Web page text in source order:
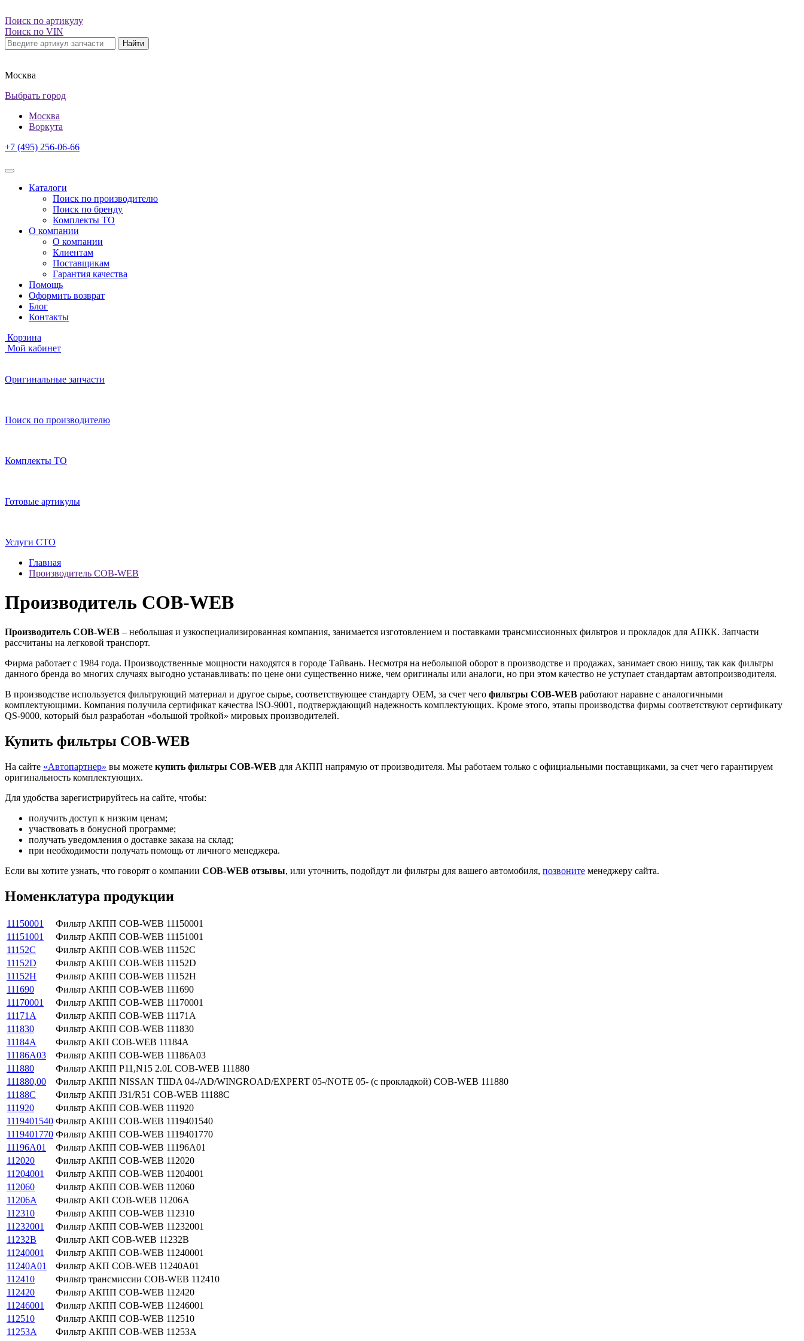
Поиск по артикулу
Поиск по VIN
Найти
Москва
Выбрать город
Москва
Воркута
+7 (495) 256-06-66
Каталоги
Поиск по производителю
Поиск по бренду
Комплекты ТО
О компании
О компании
Клиентам
Поставщикам
Гарантия качества
Помощь
Оформить возврат
Блог
Контакты
Корзина
Мой кабинет
Оригинальные запчасти
Поиск по производителю
Комплекты ТО
Готовые артикулы
Услуги СТО
Главная
Производитель COB-WEB
Производитель COB-WEB
Производитель COB-WEB – небольшая и узкоспециализированная компания, занимается изготовлением и поставками трансмиссионных фильтров и прокладок для АПКК. Запчасти
рассчитаны на легковой транспорт.
Фирма работает с 1984 года. Производственные мощности находятся в городе Тайвань. Несмотря на небольшой оборот в производстве и продажах, занимает свою нишу, так как фильтры
данного бренда во многих случаях выгодно устанавливать: по цене они существенно ниже, чем оригиналы или аналоги, но при этом качество не уступает стандартам автопроизводителя.
В производстве используется фильтрующий материал и другое сырье, соответствующее стандарту OEМ, за счет чего фильтры COB-WEB работают наравне с аналогичными
комплектующими. Компания получила сертификат качества ISO-9001, подтверждающий надежность комплектующих. Кроме этого, этапы производства фирмы соответствуют сертификату
QS-9000, который был разработан «большой тройкой» мировых производителей.
Купить фильтры COB-WEB
На сайте «Автопартнер» вы можете купить фильтры COB-WEB для АКПП напрямую от производителя. Мы работаем только с официальными поставщиками, за счет чего гарантируем
оригинальность комплектующих.
Для удобства зарегистрируйтесь на сайте, чтобы:
получить доступ к низким ценам;
участвовать в бонусной программе;
получать уведомления о доставке заказа на склад;
при необходимости получать помощь от личного менеджера.
Если вы хотите узнать, что говорят о компании COB-WEB отзывы, или уточнить, подойдут ли фильтры для вашего автомобиля, позвоните менеджеру сайта.
Номенклатура продукции
11150001
Фильтр АКПП COB-WEB 11150001
11151001
Фильтр АКПП COB-WEB 11151001
11152C
Фильтр АКПП COB-WEB 11152C
11152D
Фильтр АКПП COB-WEB 11152D
11152H
Фильтр АКПП COB-WEB 11152H
111690
Фильтр АКПП COB-WEB 111690
11170001
Фильтр АКПП COB-WEB 11170001
11171A
Фильтр АКПП COB-WEB 11171A
111830
Фильтр АКПП COB-WEB 111830
11184A
Фильтр АКП COB-WEB 11184A
11186A03
Фильтр АКПП COB-WEB 11186A03
111880
Фильтр АКПП Р11,N15 2.0L COB-WEB 111880
111880,00
Фильтр АКПП NISSAN TIIDA 04-/AD/WINGROAD/EXPERT 05-/NOTE 05- (с прокладкой) COB-WEB 111880
11188C
Фильтр АКПП J31/R51 COB-WEB 11188C
111920
Фильтр АКПП COB-WEB 111920
1119401540 Фильтр АКПП COB-WEB 1119401540
1119401770 Фильтр АКПП COB-WEB 1119401770
11196A01
Фильтр АКПП COB-WEB 11196A01
112020
Фильтр АКПП COB-WEB 112020
11204001
Фильтр АКПП COB-WEB 11204001
112060
Фильтр АКПП COB-WEB 112060
11206A
Фильтр АКП COB-WEB 11206A
112310
Фильтр АКПП COB-WEB 112310
11232001
Фильтр АКПП COB-WEB 11232001
11232B
Фильтр АКП COB-WEB 11232B
11240001
Фильтр АКПП COB-WEB 11240001
11240A01
Фильтр АКП COB-WEB 11240A01
112410
Фильтр трансмиссии COB-WEB 112410
112420
Фильтр АКПП COB-WEB 112420
11246001
Фильтр АКПП COB-WEB 11246001
112510
Фильтр АКПП COB-WEB 112510
11253A
Фильтр АКПП COB-WEB 11253A